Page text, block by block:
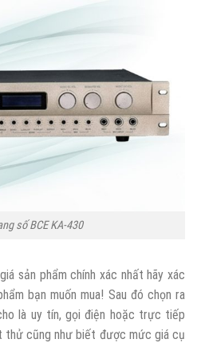
số BCE KA-430
sản phẩm chính xác nhất hãy xác
bạn muốn mua! Sau đó chọn ra
là uy tín, gọi điện hoặc trực tiếp
thử cũng như biết được mức giá cụ